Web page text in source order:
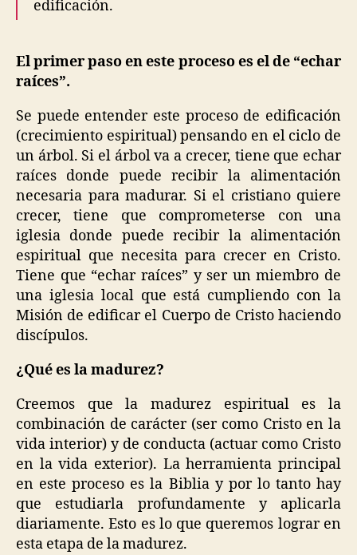
edificación.
El primer paso en este proceso es el de “echar
raíces”.
Se puede entender este proceso de edificación
(crecimiento espiritual) pensando en el ciclo de
un árbol. Si el árbol va a crecer, tiene que echar
raíces donde puede recibir la alimentación
necesaria para madurar. Si el cristiano quiere
crecer, tiene que comprometerse con una
iglesia donde puede recibir la alimentación
espiritual que necesita para crecer en Cristo.
Tiene que “echar raíces” y ser un miembro de
una iglesia local que está cumpliendo con la
Misión de edificar el Cuerpo de Cristo haciendo
discípulos.
¿Qué es la madurez?
Creemos que la madurez espiritual es la
combinación de carácter (ser como Cristo en la
vida interior) y de conducta (actuar como Cristo
en la vida exterior). La herramienta principal
en este proceso es la Biblia y por lo tanto hay
que estudiarla profundamente y aplicarla
diariamente. Esto es lo que queremos lograr en
esta etapa de la madurez.